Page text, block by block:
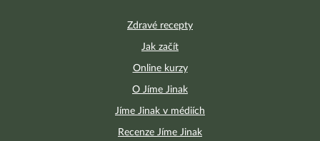
Zdravé recepty
Jak začít
Online kurzy
O Jíme Jinak
Jíme Jinak v médiích
Recenze Jíme Jinak